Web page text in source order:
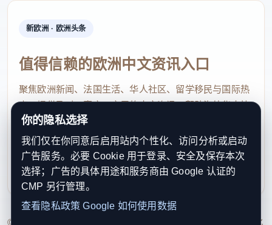
国政府和公司”的私下交易的细节。
巴里表示，调查还将考虑中国的崛起以及澳大利亚与
美英联盟的现状。他说：“作为前国防军司令，我担心
的是，支持像‘奥库斯’这样的项目所需的开支规模以及
我们所采取的方式，可能会耗尽我们的资源，使我们
以未曾意识到的方式变得脆弱。我问自己，为了在这
一项目上维系与美英的联盟，而忽视我们在亚太地区
的关系，这对我们的未来真的是明智之举吗？”
《澳大利亚人报》称，澳大利亚议员大卫·波科克和安
新欧洲 · 欧洲头条
值得信赖的欧洲中文资讯入口
聚焦欧洲新闻、法国生活、华人社区、留学移民与国际热
点，提供及时、真实、实用的中文资讯，帮助海外华人快
速了解欧洲动态。
contact@xinouzhou.com
服务支持、版权与合作：工作日优先处理站务、投稿与权
利通知
© 2026 新欧洲·欧洲头条. All Rights Reserved. 本网站持续优化
你的隐私选择
我们仅在你同意后启用站内个性化、访问分析或启动
广告服务。必要 Cookie 用于登录、安全及保存本次
选择；广告的具体用途和服务商由 Google 认证的
CMP 另行管理。
查看隐私政策 Google 如何使用数据